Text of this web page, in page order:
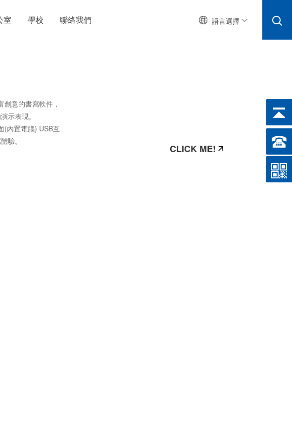
室 學校 聯絡我們 語言選擇
意的書寫軟件，
示表現。
(內置電腦) USB互
驗。
CLICK ME!